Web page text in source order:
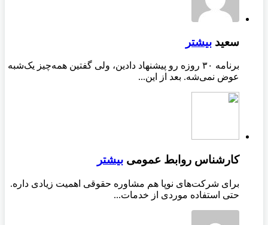
سعید بیشتر
برنامه ۳۰ روزه رو پیشنهاد دادین، ولی گفتین همه‌چیز یک‌شبه
عوض نمی‌شه. بعد از این...
کارشناس روابط عمومی بیشتر
برای شرکت‌های نوپا هم مشاوره حقوقی اهمیت زیادی داره.
حتی استفاده موردی از خدمات...